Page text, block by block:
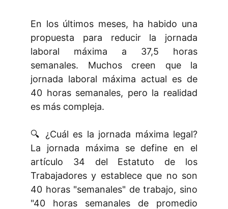
En los últimos meses, ha habido una
propuesta para reducir la jornada
laboral máxima a 37,5 horas
semanales. Muchos creen que la
jornada laboral máxima actual es de
40 horas semanales, pero la realidad
es más compleja.
🔍 ¿Cuál es la jornada máxima legal?
La jornada máxima se define en el
artículo 34 del Estatuto de los
Trabajadores y establece que no son
40 horas "semanales" de trabajo, sino
"40 horas semanales de promedio